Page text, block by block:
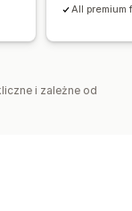
zakupu
sklepu
All premium
i zależne od